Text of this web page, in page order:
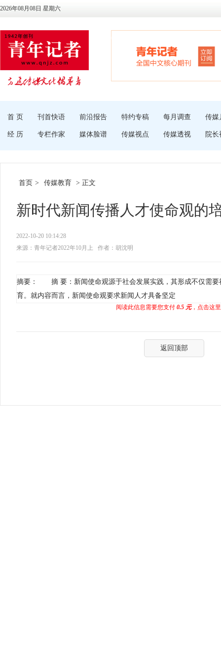
2026年08月08日 星期六
首 页 刊首快语 前沿报告 特约专稿 每月调查 传媒
经 历 专栏作家 媒体脸谱 传媒视点 传媒透视 院长
首页 > 传媒教育 > 正文
新时代新闻传播人才使命观的
2022-10-20 10:14:28
来源：青年记者2022年10月上
作者：胡沈明
摘要： 摘 要：新闻使命观源于社会发展实践，其形成不仅需要
育。就内容而言，新闻使命观要求新闻人才具备坚定
阅读此信息需要您支付 0.5 元，点击这
返回顶部